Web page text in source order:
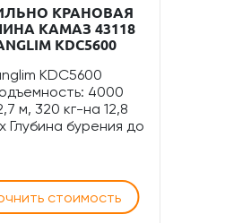
КРАНОВАЯ
КАМАЗ 43118
KDC5600​
KDC5600
4000
м, 320 кг-на 12,8
Глубина бурения до
стоимость